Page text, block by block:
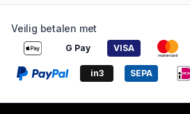
Veilig betalen met
G Pay VISA
in3 SEPA